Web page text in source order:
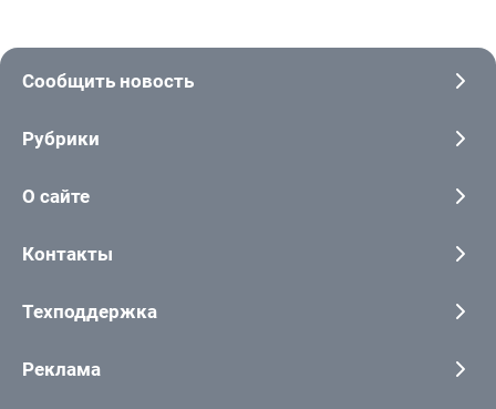
Сообщить новость
Рубрики
О сайте
Контакты
Техподдержка
Реклама